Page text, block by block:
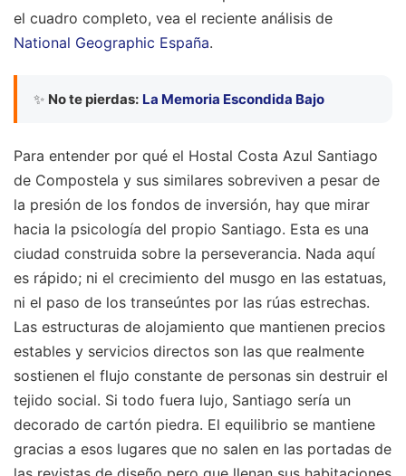
el cuadro completo, vea el reciente análisis de
National Geographic España.
✨ No te pierdas: La Memoria Escondida Bajo
Para entender por qué el Hostal Costa Azul Santiago
de Compostela y sus similares sobreviven a pesar de
la presión de los fondos de inversión, hay que mirar
hacia la psicología del propio Santiago. Esta es una
ciudad construida sobre la perseverancia. Nada aquí
es rápido; ni el crecimiento del musgo en las estatuas,
ni el paso de los transeúntes por las rúas estrechas.
Las estructuras de alojamiento que mantienen precios
estables y servicios directos son las que realmente
sostienen el flujo constante de personas sin destruir el
tejido social. Si todo fuera lujo, Santiago sería un
decorado de cartón piedra. El equilibrio se mantiene
gracias a esos lugares que no salen en las portadas de